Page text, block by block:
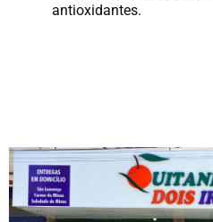
antioxidantes.